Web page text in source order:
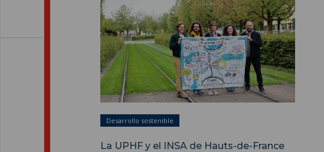
Desarrollo sostenible
La UPHF y el INSA de Hauts-de-France